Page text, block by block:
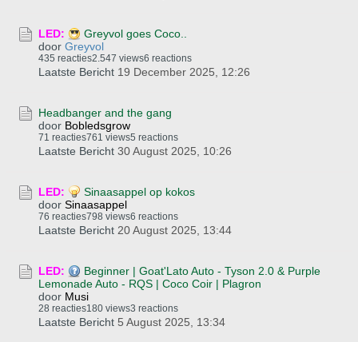
LED:
Greyvol goes Coco..
door Greyvol
435 reacties2.547 views6 reactions
Laatste Bericht 19 December 2025, 12:26
Headbanger and the gang
door Bobledsgrow
71 reacties761 views5 reactions
Laatste Bericht 30 August 2025, 10:26
LED:
Sinaasappel op kokos
door Sinaasappel
76 reacties798 views6 reactions
Laatste Bericht 20 August 2025, 13:44
LED:
Beginner | Goat'Lato Auto - Tyson 2.0 & Purple
Lemonade Auto - RQS | Coco Coir | Plagron
door Musi
28 reacties180 views3 reactions
Laatste Bericht 5 August 2025, 13:34